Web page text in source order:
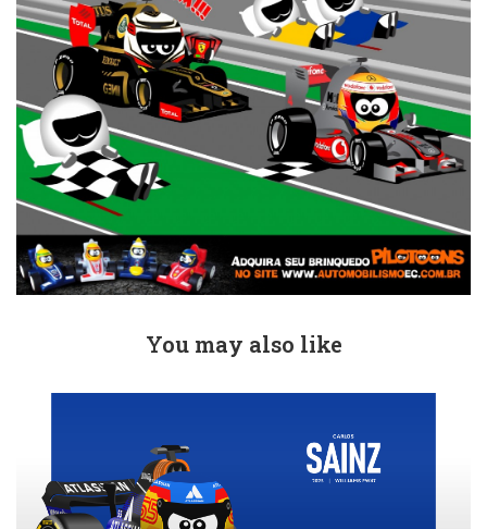
You may also like